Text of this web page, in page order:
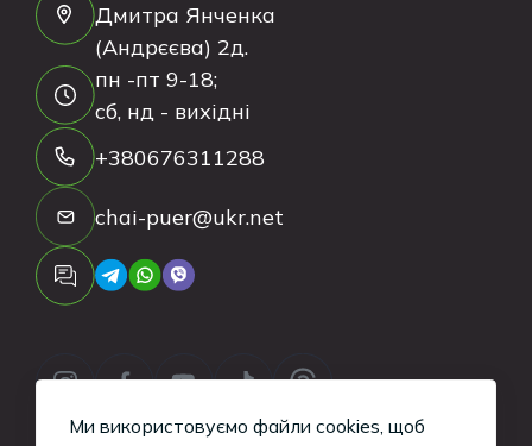
Дмитра Янченка
(Андрєєва) 2д.
пн -пт 9-18;
сб, нд - вихідні
+380676311288
chai-puer@ukr.net
Ми використовуємо файли cookies, щоб